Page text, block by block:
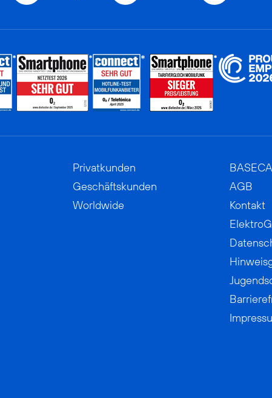
Privatkunden
Geschäftskunden
Worldwide
AGB
Kontakt